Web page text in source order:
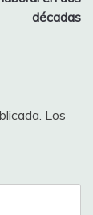
décadas
Los